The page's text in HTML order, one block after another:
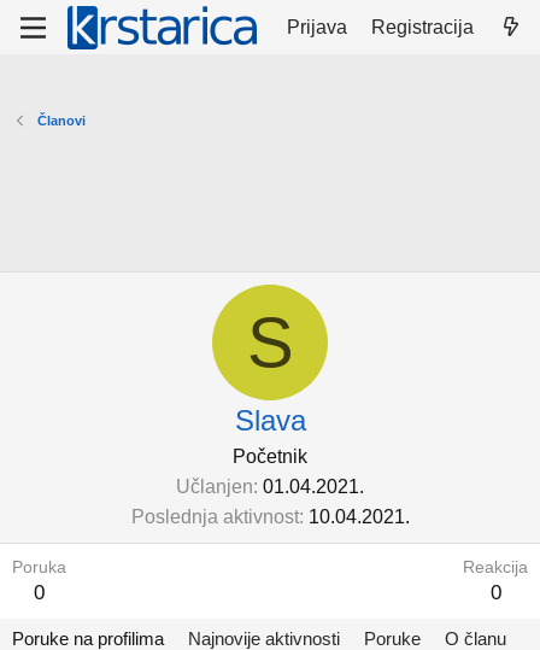
Prijava Registracija
Članovi
S
Slava
Početnik
Učlanjen 01.04.2021.
Poslednja aktivnost 10.04.2021.
Poruka
0
Reakcija
0
Poruke na profilima Najnovije aktivnosti Poruke O članu